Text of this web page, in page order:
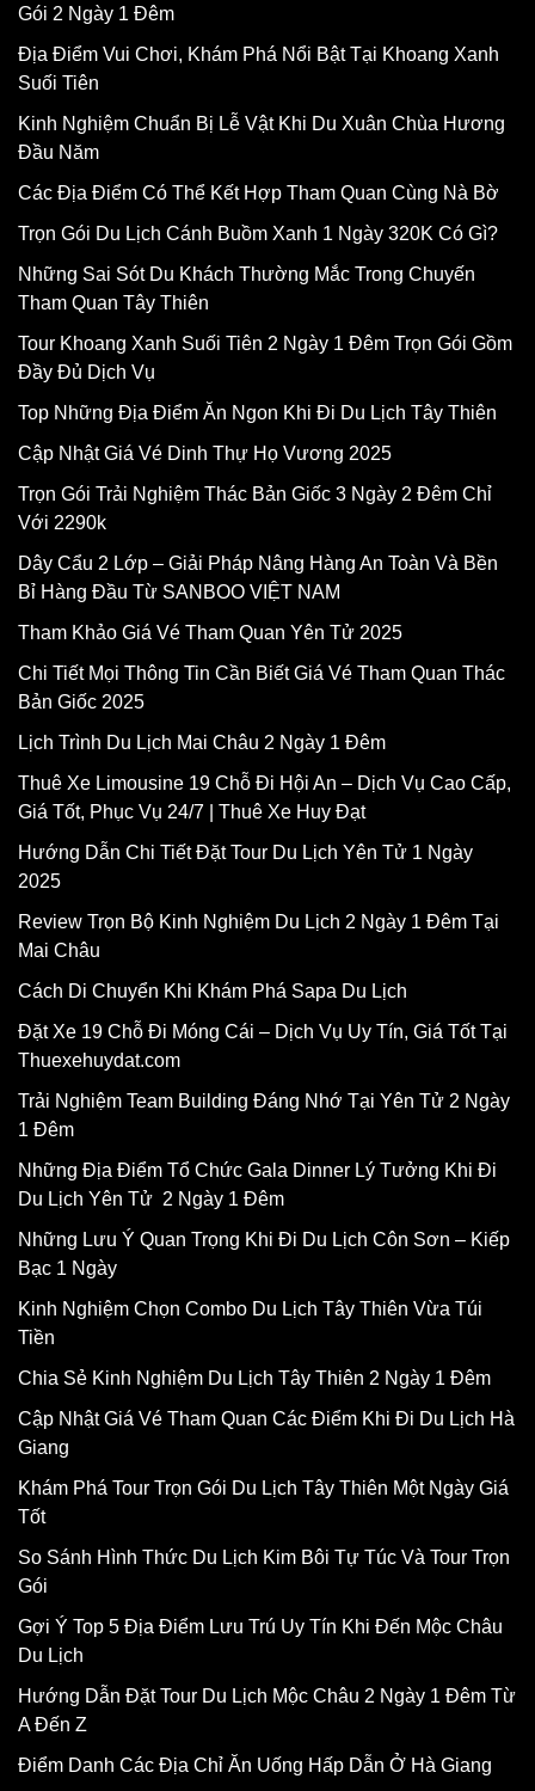
Gói 2 Ngày 1 Đêm
Địa Điểm Vui Chơi, Khám Phá Nổi Bật Tại Khoang Xanh
Suối Tiên
Kinh Nghiệm Chuẩn Bị Lễ Vật Khi Du Xuân Chùa Hương
Đầu Năm
Các Địa Điểm Có Thể Kết Hợp Tham Quan Cùng Nà Bờ
Trọn Gói Du Lịch Cánh Buồm Xanh 1 Ngày 320K Có Gì?
Những Sai Sót Du Khách Thường Mắc Trong Chuyến
Tham Quan Tây Thiên
Tour Khoang Xanh Suối Tiên 2 Ngày 1 Đêm Trọn Gói Gồm
Đầy Đủ Dịch Vụ
Top Những Địa Điểm Ăn Ngon Khi Đi Du Lịch Tây Thiên
Cập Nhật Giá Vé Dinh Thự Họ Vương 2025
Trọn Gói Trải Nghiệm Thác Bản Giốc 3 Ngày 2 Đêm Chỉ
Với 2290k
Dây Cẩu 2 Lớp – Giải Pháp Nâng Hàng An Toàn Và Bền
Bỉ Hàng Đầu Từ SANBOO VIỆT NAM
Tham Khảo Giá Vé Tham Quan Yên Tử 2025
Chi Tiết Mọi Thông Tin Cần Biết Giá Vé Tham Quan Thác
Bản Giốc 2025
Lịch Trình Du Lịch Mai Châu 2 Ngày 1 Đêm
Thuê Xe Limousine 19 Chỗ Đi Hội An – Dịch Vụ Cao Cấp,
Giá Tốt, Phục Vụ 24/7 | Thuê Xe Huy Đạt
Hướng Dẫn Chi Tiết Đặt Tour Du Lịch Yên Tử 1 Ngày
2025
Review Trọn Bộ Kinh Nghiệm Du Lịch 2 Ngày 1 Đêm Tại
Mai Châu
Cách Di Chuyển Khi Khám Phá Sapa Du Lịch
Đặt Xe 19 Chỗ Đi Móng Cái – Dịch Vụ Uy Tín, Giá Tốt Tại
Thuexehuydat.com
Trải Nghiệm Team Building Đáng Nhớ Tại Yên Tử 2 Ngày
1 Đêm
Những Địa Điểm Tổ Chức Gala Dinner Lý Tưởng Khi Đi
Du Lịch Yên Tử 2 Ngày 1 Đêm
Những Lưu Ý Quan Trọng Khi Đi Du Lịch Côn Sơn – Kiếp
Bạc 1 Ngày
Kinh Nghiệm Chọn Combo Du Lịch Tây Thiên Vừa Túi
Tiền
Chia Sẻ Kinh Nghiệm Du Lịch Tây Thiên 2 Ngày 1 Đêm
Cập Nhật Giá Vé Tham Quan Các Điểm Khi Đi Du Lịch Hà
Giang
Khám Phá Tour Trọn Gói Du Lịch Tây Thiên Một Ngày Giá
Tốt
So Sánh Hình Thức Du Lịch Kim Bôi Tự Túc Và Tour Trọn
Gói
Gợi Ý Top 5 Địa Điểm Lưu Trú Uy Tín Khi Đến Mộc Châu
Du Lịch
Hướng Dẫn Đặt Tour Du Lịch Mộc Châu 2 Ngày 1 Đêm Từ
A Đến Z
Điểm Danh Các Địa Chỉ Ăn Uống Hấp Dẫn Ở Hà Giang